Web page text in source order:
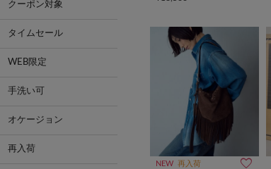
NEW 再入荷
クーポン対象
タイムセール
WEB限定
手洗い可
オケージョン
再入荷